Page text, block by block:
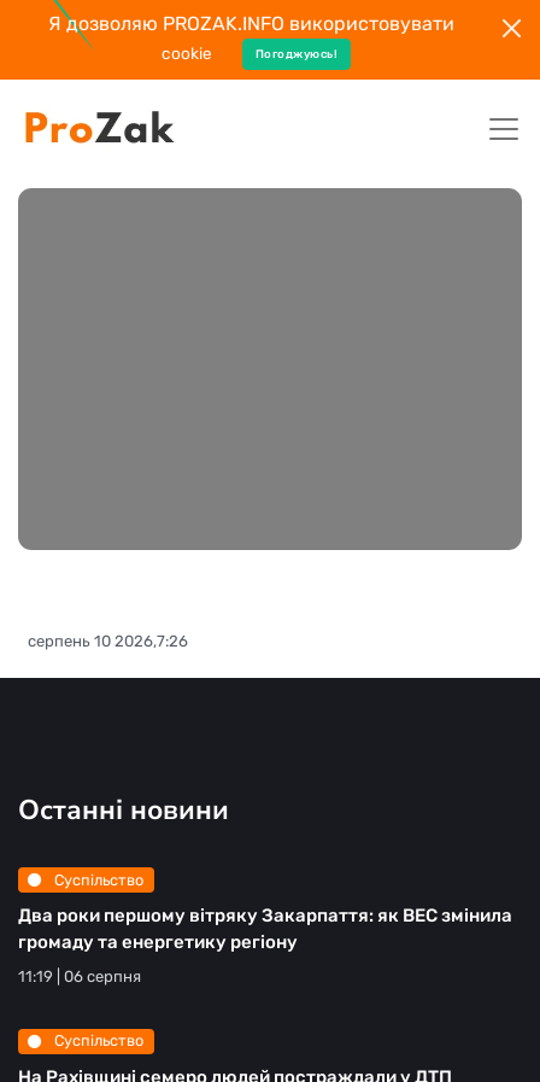
Я дозволяю PROZAK.INFO використовувати
cookie Погоджуюсь!
серпень 10 2026,7:26
Останні новини
Суспільство
Два роки першому вітряку Закарпаття: як ВЕС змінила
громаду та енергетику регіону
11:19 | 06 серпня
Суспільство
На Рахівщині семеро людей постраждали у ДТП